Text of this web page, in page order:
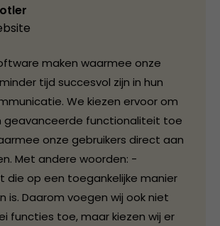
maken waarmee onze
tijd succesvol zijn in hun
We kiezen ervoor om
geavanceerde functionaliteit toe
onze gebruikers direct aan
Met andere woorden:
die op een toegankelijke manier
is. Daarom voegen wij ook niet
functies toe, maar kiezen wij er